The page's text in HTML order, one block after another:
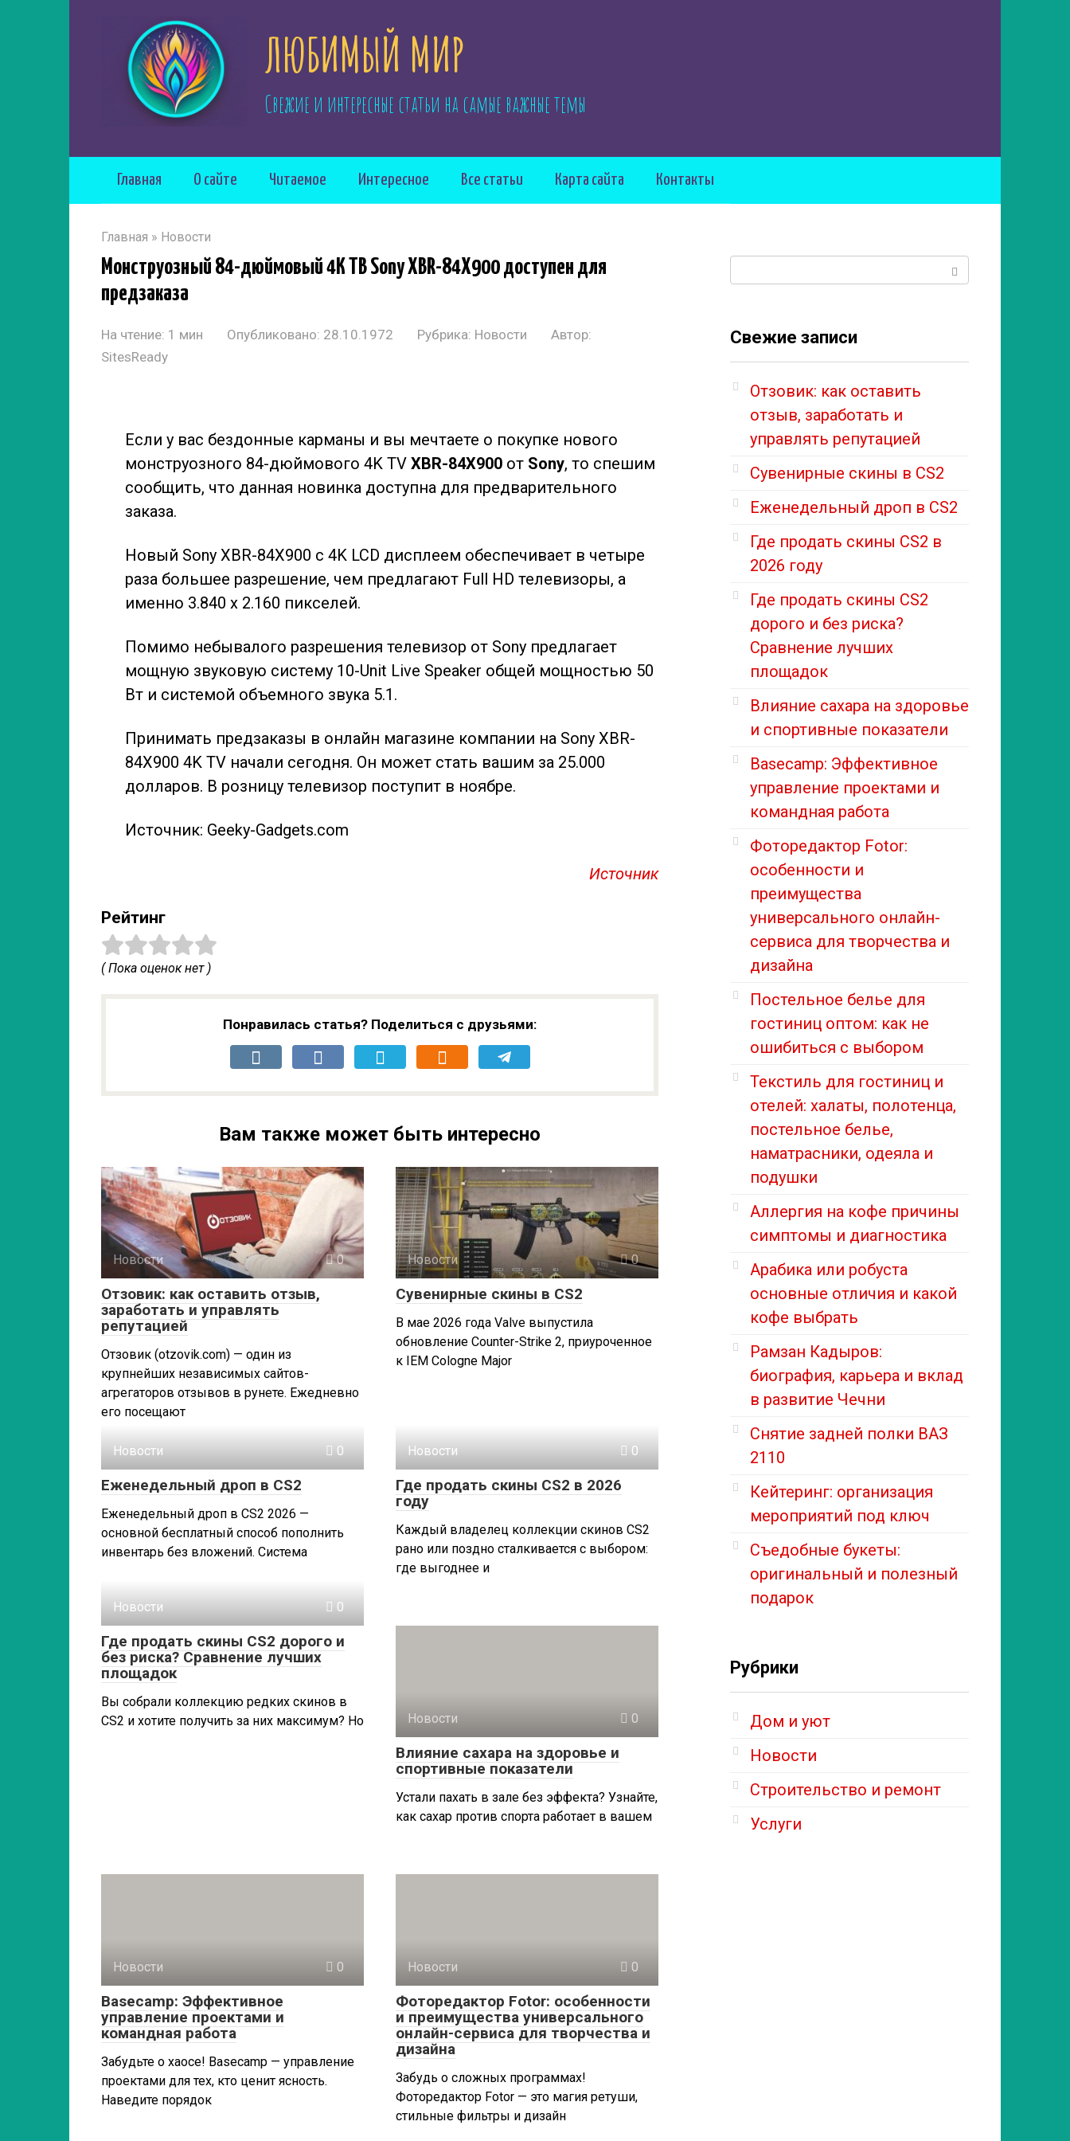
ЛЮБИМЫЙ МИР
Свежие и интересные статьи на самые важные темы
Главная О сайте Читаемое Интересное Все статьи Карта сайта Контакты
Главная » Новости
Монструозный 84-дюймовый 4K TB Sony XBR-84X900 доступен для
предзаказа
На чтение: 1 мин Опубликовано: 28.10.1972 Рубрика: Новости
Автор:
SitesReady
Если у вас бездонные карманы и вы мечтаете о покупке нового
монструозного 84-дюймового 4K TV XBR-84X900 от Sony, то спешим
сообщить, что данная новинка доступна для предварительного
заказа.
Новый Sony XBR-84X900 с 4K LCD дисплеем обеспечивает в четыре
раза большее разрешение, чем предлагают Full HD телевизоры, а
именно 3.840 x 2.160 пикселей.
Помимо небывалого разрешения телевизор от Sony предлагает
мощную звуковую систему 10-Unit Live Speaker общей мощностью 50
Вт и системой объемного звука 5.1.
Принимать предзаказы в онлайн магазине компании на Sony XBR-
84X900 4K TV начали сегодня. Он может стать вашим за 25.000
долларов. В розницу телевизор поступит в ноябре.
Источник: Geeky-Gadgets.com
Источник
Рейтинг
( Пока оценок нет )
Понравилась статья? Поделиться с друзьями:
Вам также может быть интересно
Новости 0
Отзовик: как оставить отзыв,
заработать и управлять
репутацией
Отзовик (otzovik.com) — один из
крупнейших независимых сайтов-
агрегаторов отзывов в рунете. Ежедневно
его посещают
Новости 0
Сувенирные скины в CS2
В мае 2026 года Valve выпустила
обновление Counter-Strike 2, приуроченное
к IEM Cologne Major
Новости 0
Еженедельный дроп в CS2
Еженедельный дроп в CS2 2026 —
основной бесплатный способ пополнить
инвентарь без вложений. Система
Новости 0
Где продать скины CS2 в 2026
году
Каждый владелец коллекции скинов CS2
рано или поздно сталкивается с выбором:
где выгоднее и
Новости 0
Где продать скины CS2 дорого и
без риска? Сравнение лучших
площадок
Вы собрали коллекцию редких скинов в
CS2 и хотите получить за них максимум? Но
Новости 0
Влияние сахара на здоровье и
спортивные показатели
Устали пахать в зале без эффекта? Узнайте,
как сахар против спорта работает в вашем
Новости 0
Basecamp: Эффективное
управление проектами и
командная работа
Забудьте о хаосе! Basecamp — управление
проектами для тех, кто ценит ясность.
Наведите порядок
Новости 0
Фоторедактор Fotor: особенности
и преимущества универсального
онлайн-сервиса для творчества и
дизайна
Забудь о сложных программах!
Фоторедактор Fotor — это магия ретуши,
стильные фильтры и дизайн
Свежие записи
Отзовик: как оставить
отзыв, заработать и
управлять репутацией
Сувенирные скины в CS2
Еженедельный дроп в CS2
Где продать скины CS2 в
2026 году
Где продать скины CS2
дорого и без риска?
Сравнение лучших
площадок
Влияние сахара на здоровье
и спортивные показатели
Basecamp: Эффективное
управление проектами и
командная работа
Фоторедактор Fotor:
особенности и
преимущества
универсального онлайн-
сервиса для творчества и
дизайна
Постельное белье для
гостиниц оптом: как не
ошибиться с выбором
Текстиль для гостиниц и
отелей: халаты, полотенца,
постельное белье,
наматрасники, одеяла и
подушки
Аллергия на кофе причины
симптомы и диагностика
Арабика или робуста
основные отличия и какой
кофе выбрать
Рамзан Кадыров:
биография, карьера и вклад
в развитие Чечни
Снятие задней полки ВАЗ
2110
Кейтеринг: организация
мероприятий под ключ
Съедобные букеты:
оригинальный и полезный
подарок
Рубрики
Дом и уют
Новости
Строительство и ремонт
Услуги